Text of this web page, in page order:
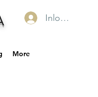
Inloggen
More